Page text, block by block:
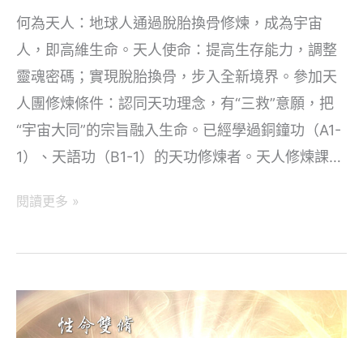
何為天人：地球人通過脫胎換骨修煉，成為宇宙
人，即高維生命。天人使命：提高生存能力，調整
靈魂密碼；實現脫胎換骨，步入全新境界。參加天
人團修煉條件：認同天功理念，有“三救”意願，把
“宇宙大同”的宗旨融入生命。已經學過銅鐘功（A1-
1）、天語功（B1-1）的天功修煉者。天人修煉課…
天
常
閱讀更多 »